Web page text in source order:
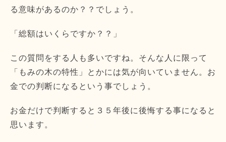
る意味があるのか？？でしょう。
「総額はいくらですか？？」
この質問をする人も多いですね。そんな人に限って
「もみの木の特性」とかには気が向いていません。お
金での判断になるという事でしょう。
お金だけで判断すると３５年後に後悔する事になると
思います。